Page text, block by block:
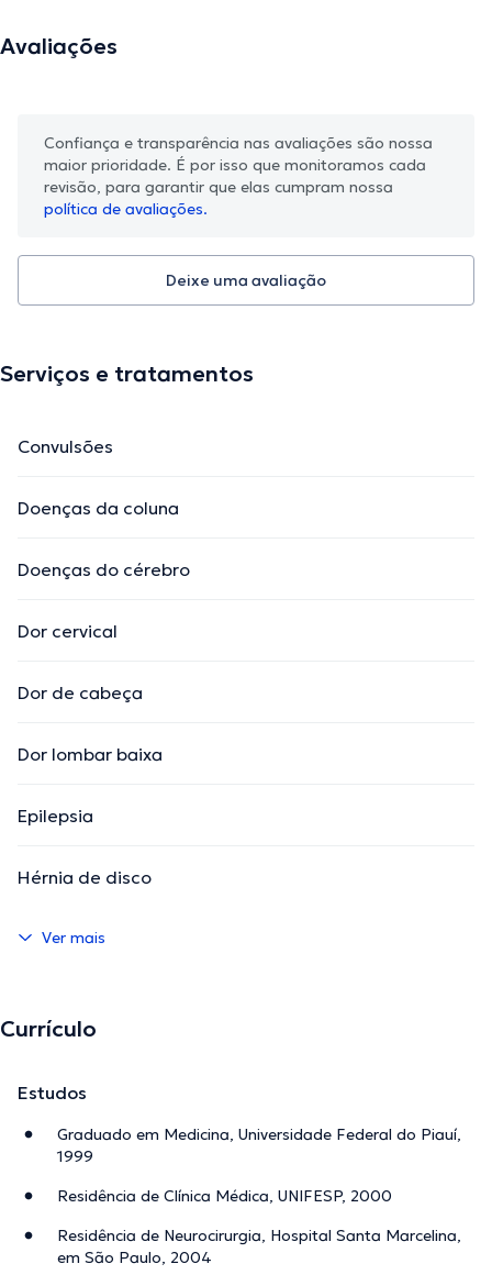
Avaliações
Confiança e transparência nas avaliações são nossa
maior prioridade. É por isso que monitoramos cada
revisão, para garantir que elas cumpram nossa
política de avaliações.
Deixe uma avaliação
Serviços e tratamentos
Convulsões
Doenças da coluna
Doenças do cérebro
Dor cervical
Dor de cabeça
Dor lombar baixa
Epilepsia
Hérnia de disco
Ver mais
Currículo
Estudos
Graduado em Medicina, Universidade Federal do Piauí,
1999
Residência de Clínica Médica, UNIFESP, 2000
Residência de Neurocirurgia, Hospital Santa Marcelina,
em São Paulo, 2004